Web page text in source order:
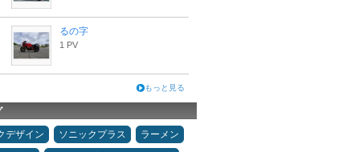
るの字
1 PV
もっと見る
デザイン ソニックプラス
ラーメン